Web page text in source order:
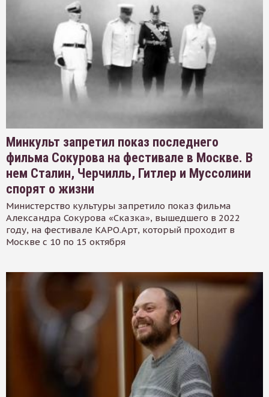
Минкульт запретил показ последнего
фильма Сокурова на фестивале в Москве. В
нем Сталин, Черчилль, Гитлер и Муссолини
спорят о жизни
Министерство культуры запретило показ фильма
Александра Сокурова «Сказка», вышедшего в 2022
году, на фестивале КАРО.Арт, который проходит в
Москве с 10 по 15 октября